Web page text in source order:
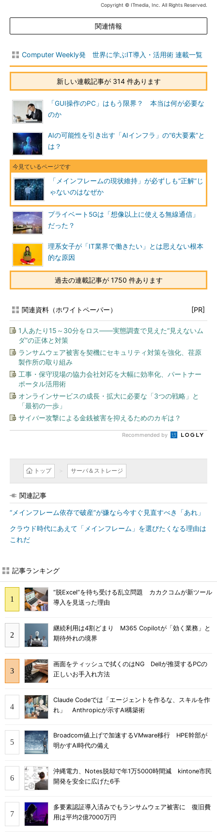
Copyright © ITmedia, Inc. All Rights Reserved.
関連情報
Computer Weekly発 世界に学ぶIT導入・活用術 連載一覧
新しい連載記事が 314 件あります
「GUI操作のPC」はもう限界？ 本当は何が必要な
のか
AIの可能性を引き出す「AIインフラ」の“6大要素”と
は？
「メインフレームの現状維持」が必ずしも“正解”じ
ゃないのはなぜか
プライベート5Gは「想像以上に使える無線通信」
だった？
理系女子が「IT業界で働きたい」とは思えない根本
的な原因
過去の連載記事が 1750 件あります
関連資料（ホワイトペーパー） [PR]
1人あたり15～30分をロス――実態調査で見えた“見えないム
ダ”の正体と対策
ランサムウェア被害を契機にセキュリティ対策を強化、荏原
製作所の取り組み
工事・保守現場の協力会社対応を大幅に効率化、パートナー
ポータル活用術
オンラインサービスの成長・拡大に必要な「3つの戦略」と
「最初の一歩」
サイバー攻撃による金銭被害を抑えるためのカギは？
Recommended by
トップ サーバ＆ストレージ
関連記事
“メインフレーム依存で破産”が嫌なら今すぐ見直すべき「あれ」
クラウド時代にあえて「メインフレーム」を選びたくなる理由は
これだ
記事ランキング
“脱Excel”を待ち受ける乱立問題 カカクコムが新ツール
導入を見送った理由
継続利用は4割どまり M365 Copilotが「効く業務」と
期待外れの境界
画面をティッシュで拭くのはNG Dellが推奨するPCの
正しいお手入れ方法
Claude Codeでは「エージェントを作るな、スキルを作
れ」 Anthropicが示すAI構築術
Broadcom値上げで加速するVMware移行 HPE幹部が
明かすAI時代の備え
沖縄電力、Notes脱却で年1万5000時間減 kintone市民
開発を安全に広げた6手
多要素認証導入済みでもランサムウェア被害に 復旧費
用は平均2億7000万円